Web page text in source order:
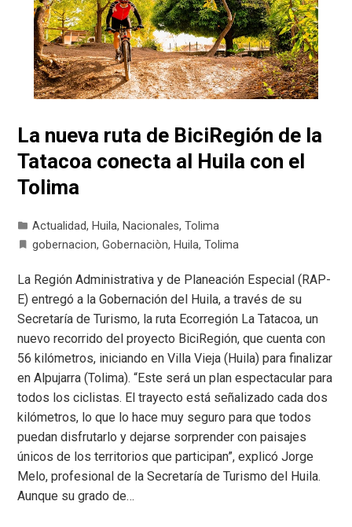
La nueva ruta de BiciRegión de la
Tatacoa conecta al Huila con el
Tolima
Actualidad, Huila, Nacionales,Tolima
gobernacion,Gobernaciòn, Huila,Tolima
La Región Administrativa y de Planeación Especial (RAP-
E) entregó a la Gobernación del Huila, a través de su
Secretaría de Turismo, la ruta Ecorregión La Tatacoa, un
nuevo recorrido del proyecto BiciRegión, que cuenta con
56 kilómetros, iniciando en Villa Vieja (Huila) para finalizar
en Alpujarra (Tolima). “Este será un plan espectacular para
todos los ciclistas. El trayecto está señalizado cada dos
kilómetros, lo que lo hace muy seguro para que todos
puedan disfrutarlo y dejarse sorprender con paisajes
únicos de los territorios que participan”, explicó Jorge
Melo, profesional de la Secretaría de Turismo del Huila.
Aunque su grado de…